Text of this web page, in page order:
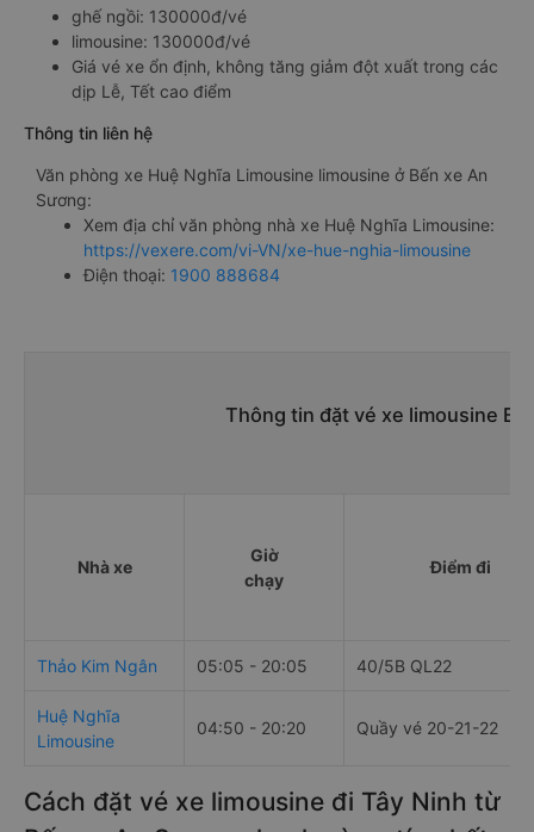
ghế ngồi: 130000đ/vé
limousine: 130000đ/vé
Giá vé xe ổn định, không tăng giảm đột xuất trong các
dịp Lễ, Tết cao điểm
Thông tin liên hệ
Văn phòng xe Huệ Nghĩa Limousine limousine ở Bến xe An
Sương:
Xem địa chỉ văn phòng nhà xe Huệ Nghĩa Limousine:
https://vexere.com/vi-VN/xe-hue-nghia-limousine
Điện thoại: 1900 888684
Thông tin đặt vé xe limousine
Nhà xe
Giờ
chạy
Điểm đi
Thảo Kim Ngân 05:05 - 20:05 40/5B QL22
Huệ Nghĩa
Limousine
04:50 - 20:20 Quầy vé 20-21-22
Cách đặt vé xe limousine đi Tây Ninh từ